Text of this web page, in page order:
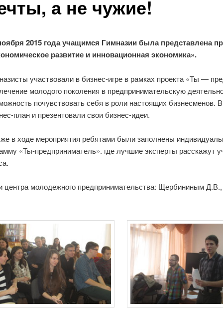
а не чужие!
2015 года учащимся Гимназии была представлена
развитие и инновационная экономика».
участвовали в бизнес-игре в рамках проекта «Ты —
молодого поколения в предпринимательскую
почувствовать себя в роли настоящих бизнесменов.
план и презентовали свои бизнес-идеи.
в ходе мероприятия ребятами были заполнены
«Ты-предприниматель». где лучшие эксперты расскажут
центра молодежного предпринимательства: Щербининым